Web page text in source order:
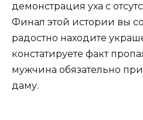
демонстрация уха с
Финал этой истории вы
радостно находите
констатируете факт
мужчина обязательно
даму.